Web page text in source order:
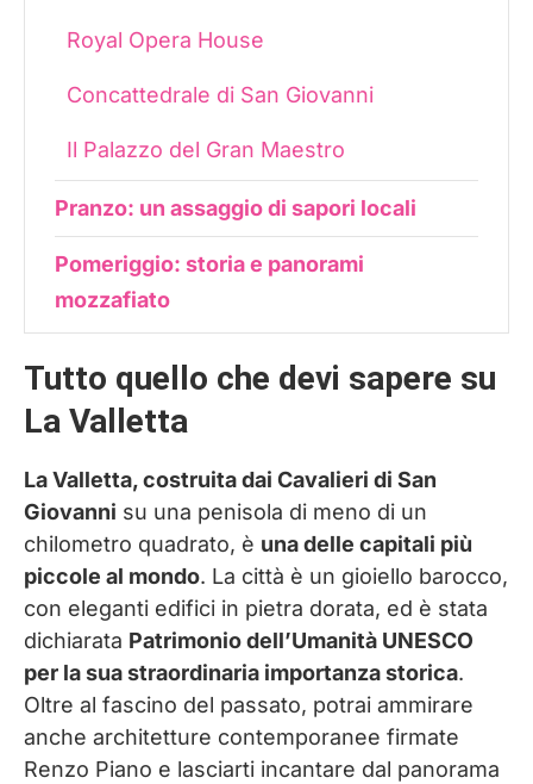
Royal Opera House
Concattedrale di San Giovanni
Il Palazzo del Gran Maestro
Pranzo: un assaggio di sapori locali
Pomeriggio: storia e panorami
mozzafiato
War HQ Tunnels
Lascaris War Rooms
Dove dormire a Malta
Considerazioni finali: come cogliere
l’essenza di Valletta in un solo giorno
Tutto quello che devi sapere su
La Valletta
La Valletta, costruita dai Cavalieri di San
Giovanni su una penisola di meno di un
chilometro quadrato, è una delle capitali più
piccole al mondo. La città è un gioiello barocco,
con eleganti edifici in pietra dorata, ed è stata
dichiarata Patrimonio dell’Umanità UNESCO
per la sua straordinaria importanza storica.
Oltre al fascino del passato, potrai ammirare
anche architetture contemporanee firmate
Renzo Piano e lasciarti incantare dal panorama